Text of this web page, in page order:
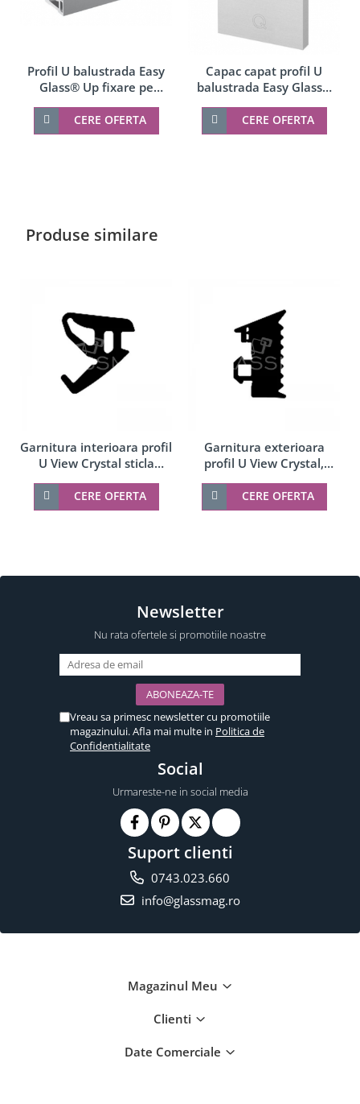
Profil U balustrada Easy
Glass® Up fixare pe
CERE OFERTA
Capac capat profil U
balustrada Easy Glass®
CERE OFERTA
Produse similare
Garnitura interioara profil
U View Crystal sticla
CERE OFERTA
Garnitura exterioara
profil U View Crystal,
CERE OFERTA
Newsletter
Nu rata ofertele si promotiile noastre
Vreau sa primesc newsletter cu promotiile
magazinului. Afla mai multe in Politica de
Confidentialitate
Social
Urmareste-ne in social media
Suport clienti
0743.023.660
info@glassmag.ro
Magazinul Meu
Clienti
Date Comerciale